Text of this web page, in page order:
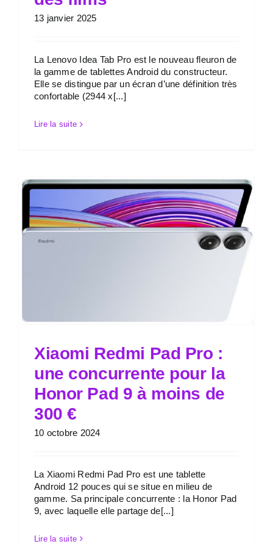
13 janvier 2025
La Lenovo Idea Tab Pro est le nouveau fleuron de
la gamme de tablettes Android du constructeur.
Elle se distingue par un écran d’une définition très
confortable (2944 x[...]
Lire la suite
Xiaomi Redmi Pad Pro :
une concurrente pour la
Honor Pad 9 à moins de
300 €
10 octobre 2024
La Xiaomi Redmi Pad Pro est une tablette
Android 12 pouces qui se situe en milieu de
gamme. Sa principale concurrente : la Honor Pad
9, avec laquelle elle partage de[...]
Lire la suite